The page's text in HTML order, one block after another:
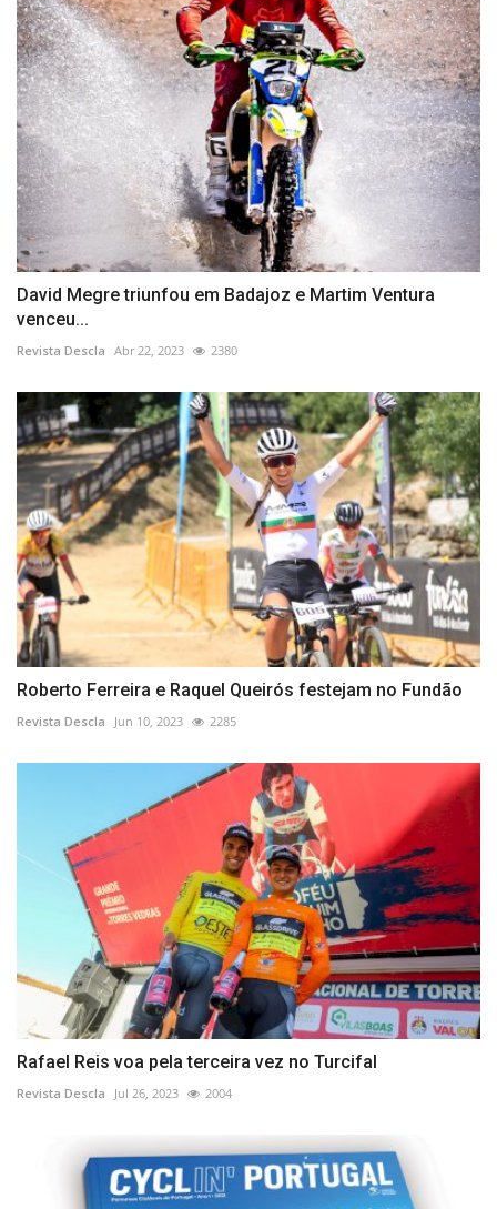
David Megre triunfou em Badajoz e Martim Ventura
venceu...
Revista Descla Abr 22, 2023 2380
Roberto Ferreira e Raquel Queirós festejam no Fundão
Revista Descla Jun 10, 2023 2285
Rafael Reis voa pela terceira vez no Turcifal
Revista Descla Jul 26, 2023 2004